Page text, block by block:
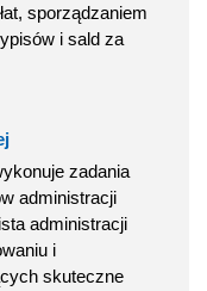
sporządzaniem
i sald za
zadania
administracji
administracji
i
skuteczne